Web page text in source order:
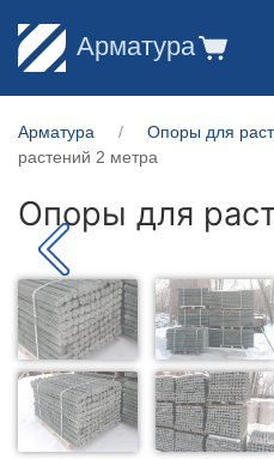
Арматура
Арматура Опоры для
растений 2 метра
Опоры для